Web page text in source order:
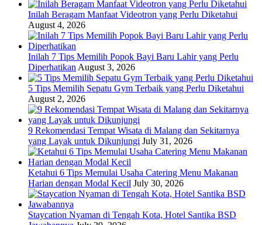
Inilah Beragam Manfaat Videotron yang Perlu Diketahui
August 4, 2026
Inilah 7 Tips Memilih Popok Bayi Baru Lahir yang Perlu
Diperhatikan August 3, 2026
5 Tips Memilih Sepatu Gym Terbaik yang Perlu Diketahui
August 2, 2026
9 Rekomendasi Tempat Wisata di Malang dan Sekitarnya
yang Layak untuk Dikunjungi July 31, 2026
Ketahui 6 Tips Memulai Usaha Catering Menu Makanan
Harian dengan Modal Kecil July 30, 2026
Staycation Nyaman di Tengah Kota, Hotel Santika BSD